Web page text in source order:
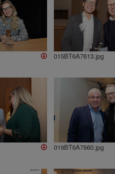
015BT6A7613.jpg
019BT6A7660.jpg